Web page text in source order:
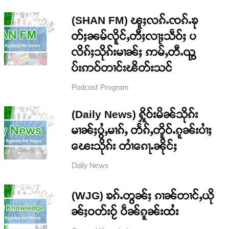
(SHAN FM) ၽူႈလၵ်ႉၸၵ်ႉၶု
တ်ႈၼမ်လိူင်ႇတီႈလႃႈသဵဝ်ႈ ပ
လိၵ်ႈသိုၵ်းမၢၼ်ႈ ဢမ်ႇတီႉၺွ
ပ်းဢဝ်တၢင်းၽိတ်းသင်
Podcast Program
(Daily News) ႁိူဝ်းမိၼ်သိုၵ်း
မၢၼ်ႈပွႆႇမၢၵ်ႇ တႅၵ်ႇတိူဝ်ႉၵူၼ်းပၢႆႈ
ၽေးသိုၵ်း တၢႆၵေႃႉၼိုင်ႈ
Daily News
(WJG) ၶၵ်ႉတွၼ်ႈ ၵၢၼ်တၢင်ႇယို
ၼ်ႈဝတ်းဝႂ် ပဵၼ်ၵူၼ်းထႆး